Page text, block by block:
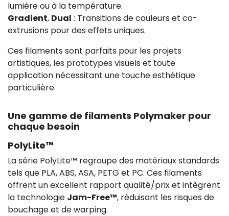
lumière ou à la température.
Gradient, Dual : Transitions de couleurs et co-
extrusions pour des effets uniques.
Ces filaments sont parfaits pour les projets
artistiques, les prototypes visuels et toute
application nécessitant une touche esthétique
particulière.
Une gamme de filaments Polymaker pour
chaque besoin
PolyLite™
La série PolyLite™ regroupe des matériaux standards
tels que PLA, ABS, ASA, PETG et PC. Ces filaments
offrent un excellent rapport qualité/prix et intègrent
la technologie Jam-Free™, réduisant les risques de
bouchage et de warping.